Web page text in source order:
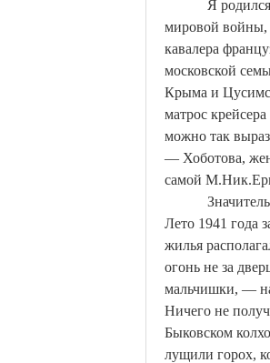
Я
мировой войны,
кавалера
московской
Крыма и
матрос
можно так
— Хоботова,
самой М.Ник.Е
Лето 1941 года
жилья
огонь не за
мальчишки, —
Ничего не
Быковском
лущили горох,